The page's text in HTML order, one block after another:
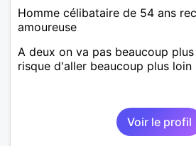
Homme célibataire de 54 ans
amoureuse
A deux on va pas beaucoup
risque d'aller beaucoup plus
Voir le profil